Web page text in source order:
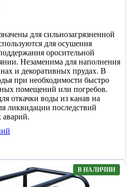
для сильнозагрязненной
для осушения
оросительной
Незаменима для наполнения
и декоративных прудах. В
при необходимости быстро
помещений или погребов.
откачки воды из канав на
ликвидации последствий
В НАЛИЧИИ